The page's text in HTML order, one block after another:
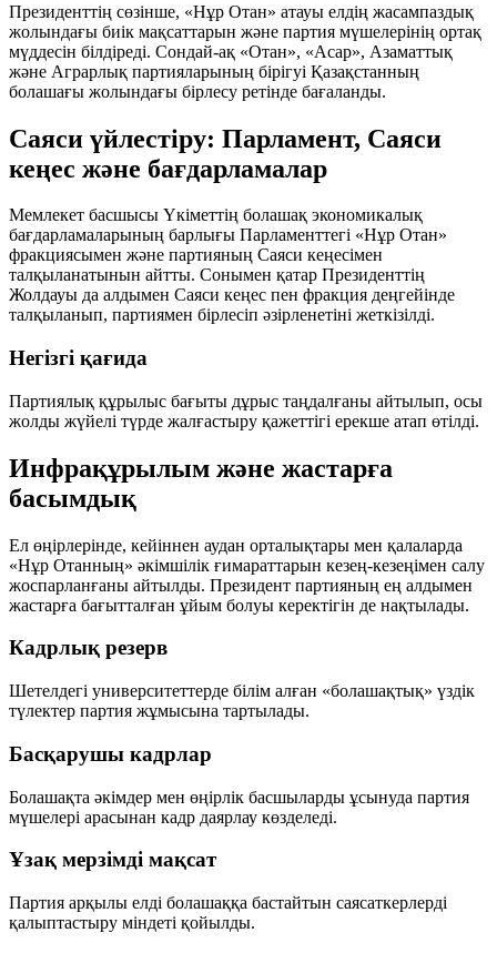
Президенттің сөзінше, «Нұр Отан» атауы елдің жасампаздық
жолындағы биік мақсаттарын және партия мүшелерінің ортақ
мүддесін білдіреді. Сондай-ақ «Отан», «Асар», Азаматтық
және Аграрлық партияларының бірігуі Қазақстанның
болашағы жолындағы бірлесу ретінде бағаланды.
Саяси үйлестіру: Парламент, Саяси
кеңес және бағдарламалар
Мемлекет басшысы Үкіметтің болашақ экономикалық
бағдарламаларының барлығы Парламенттегі «Нұр Отан»
фракциясымен және партияның Саяси кеңесімен
талқыланатынын айтты. Сонымен қатар Президенттің
Жолдауы да алдымен Саяси кеңес пен фракция деңгейінде
талқыланып, партиямен бірлесіп әзірленетіні жеткізілді.
Негізгі қағида
Партиялық құрылыс бағыты дұрыс таңдалғаны айтылып, осы
жолды жүйелі түрде жалғастыру қажеттігі ерекше атап өтілді.
Инфрақұрылым және жастарға
басымдық
Ел өңірлерінде, кейіннен аудан орталықтары мен қалаларда
«Нұр Отанның» әкімшілік ғимараттарын кезең-кезеңімен салу
жоспарланғаны айтылды. Президент партияның ең алдымен
жастарға бағытталған ұйым болуы керектігін де нақтылады.
Кадрлық резерв
Шетелдегі университеттерде білім алған «болашақтық» үздік
түлектер партия жұмысына тартылады.
Басқарушы кадрлар
Болашақта әкімдер мен өңірлік басшыларды ұсынуда партия
мүшелері арасынан кадр даярлау көзделеді.
Ұзақ мерзімді мақсат
Партия арқылы елді болашаққа бастайтын саясаткерлерді
қалыптастыру міндеті қойылды.